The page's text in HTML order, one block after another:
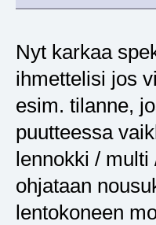
Nyt karkaa
ihmettelisi jos
esim. tilanne,
puutteessa
lennokki /
ohjataan
lentokoneen